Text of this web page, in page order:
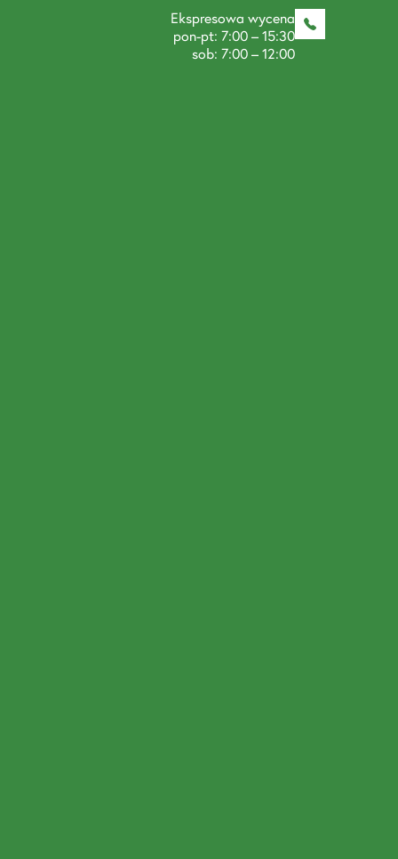
Ekspresowa wycena
pon-pt: 7:00 – 15:30
sob: 7:00 – 12:00